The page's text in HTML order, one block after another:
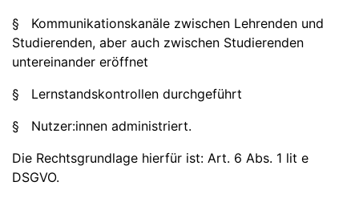
§ Kommunikationskanäle zwischen Lehrenden und
Studierenden, aber auch zwischen Studierenden
untereinander eröffnet
§ Lernstandskontrollen durchgeführt
§ Nutzer:innen administriert.
Die Rechtsgrundlage hierfür ist: Art. 6 Abs. 1 lit e
DSGVO.